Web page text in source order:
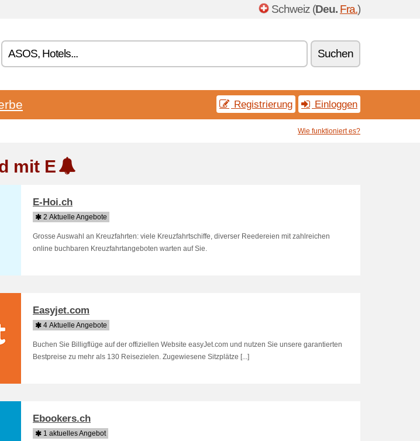
Schweiz (Deu. Fra.)
Suchen
Registrierung Einloggen
Wie funktioniert es?
mit E
E-Hoi.ch
2 Aktuelle Angebote
Grosse Auswahl an Kreuzfahrten: viele Kreuzfahrtschiffe, diverser Reedereien mit zahlreichen
online buchbaren Kreuzfahrtangeboten warten auf Sie.
Easyjet.com
4 Aktuelle Angebote
Buchen Sie Billigflüge auf der offiziellen Website easyJet.com und nutzen Sie unsere garantierten
Bestpreise zu mehr als 130 Reisezielen. Zugewiesene Sitzplätze [...]
Ebookers.ch
1 aktuelles Angebot